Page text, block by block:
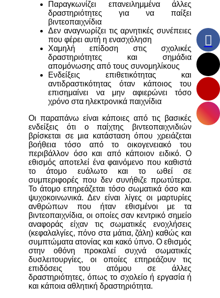
Παραγκωνίζει επανειλημμένα άλλες
δραστηριότητες για να παίξει
βιντεοπαιχνίδια
Δεν αναγνωρίζει τις αρνητικές συνέπειες
που φέρει αυτή η ενασχόληση
Χαμηλή επίδοση στις σχολικές
δραστηριότητες και σημάδια
απομόνωσης από τους συνομηλίκους
Ενδείξεις επιθετικότητας και
αντιδραστικότητας όταν κάποιος του
επισημαίνει να μην αφιερώνει τόσο
χρόνο στα ηλεκτρονικά παιχνίδια
Οι παραπάνω είναι κάποιες από τις βασικές
ενδείξεις ότι ο παίχτης βιντεοπαιχνιδιών
βρίσκεται σε μια κατάσταση όπου χρειάζεται
βοήθεια τόσο από το οικογενειακό του
περιβάλλον όσο και από κάποιον ειδικό. Ο
εθισμός αποτελεί ένα φαινόμενο που καθιστά
το άτομο ευάλωτο και το ωθεί σε
συμπεριφορές που δεν συνήθιζε πρωτύτερα.
Το άτομο επηρεάζεται τόσο σωματικά όσο και
ψυχοκοινωνικά. Δεν είναι λίγες οι μαρτυρίες
ανθρώπων που ήταν εθισμένοι με τα
βιντεοπαιχνίδια, οι οποίες σαν κεντρικό σημείο
αναφοράς είχαν τις σωματικές ενοχλήσεις
(κεφαλαλγίες, πόνο στα μάτια, ζάλη) καθώς και
συμπτώματα ατονίας και κακό ύπνο. Ο εθισμός
στην οθόνη προκαλεί συχνά σωματικές
δυσλειτουργίες, οι οποίες επηρεάζουν τις
επιδόσεις του ατόμου σε άλλες
δραστηριότητες, όπως το σχολείο ή εργασία ή
και κάποια αθλητική δραστηριότητα.